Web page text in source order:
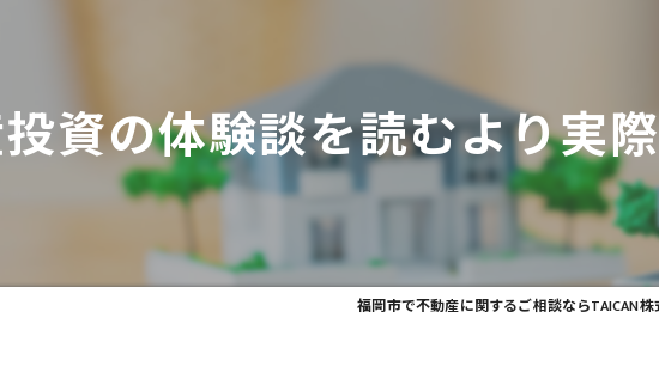
福岡の不動産売却に強い
不動産投資体験
資の体験談を読むより実
福岡市で不動産に関するご相談ならTAICAN株